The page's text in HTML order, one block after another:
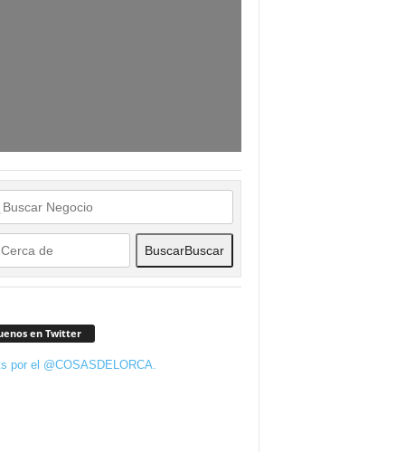
BuscarBuscar
en Twitter
por el @COSASDELORCA.